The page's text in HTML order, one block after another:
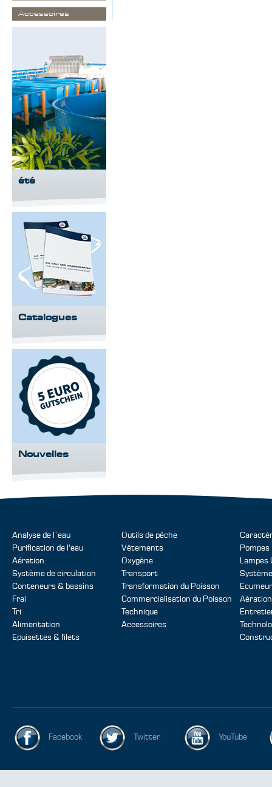
Accessoires
été
Catalogues
Nouvelles
Analyse de l´eau
Purification de l'eau
Aération
Système de circulation
Conteneurs & bassins
Frai
Tri
Alimentation
Epuisettes & filets
Outils de pêche
Vêtements
Oxygène
Transport
Transformation du Poisson
Commercialisation du Poisson
Technique
Accessoires
Pompes
Lampes
Facebook Twitter YouTube